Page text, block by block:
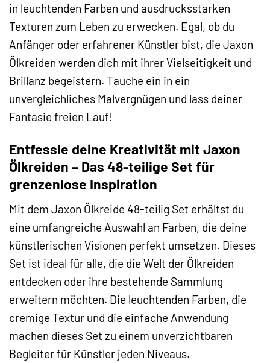
in leuchtenden Farben und ausdrucksstarken
Texturen zum Leben zu erwecken. Egal, ob du
Anfänger oder erfahrener Künstler bist, die Jaxon
Ölkreiden werden dich mit ihrer Vielseitigkeit und
Brillanz begeistern. Tauche ein in ein
unvergleichliches Malvergnügen und lass deiner
Fantasie freien Lauf!
Entfessle deine Kreativität mit Jaxon
Ölkreiden – Das 48-teilige Set für
grenzenlose Inspiration
Mit dem Jaxon Ölkreide 48-teilig Set erhältst du
eine umfangreiche Auswahl an Farben, die deine
künstlerischen Visionen perfekt umsetzen. Dieses
Set ist ideal für alle, die die Welt der Ölkreiden
entdecken oder ihre bestehende Sammlung
erweitern möchten. Die leuchtenden Farben, die
cremige Textur und die einfache Anwendung
machen dieses Set zu einem unverzichtbaren
Begleiter für Künstler jeden Niveaus.